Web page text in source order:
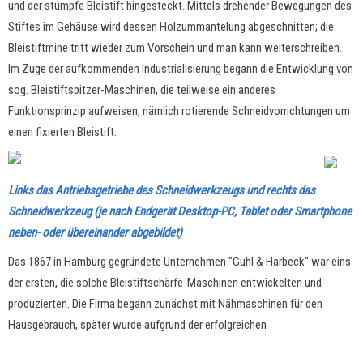
und der stumpfe Bleistift hingesteckt. Mittels drehender Bewegungen des
Stiftes im Gehäuse wird dessen Holzummantelung abgeschnitten; die
Bleistiftmine tritt wieder zum Vorschein und man kann weiterschreiben.
Im Zuge der aufkommenden Industrialisierung begann die Entwicklung von
sog. Bleistiftspitzer-Maschinen, die teilweise ein anderes
Funktionsprinzip aufweisen, nämlich rotierende Schneidvorrichtungen um
einen fixierten Bleistift.
Links das Antriebsgetriebe des Schneidwerkzeugs und rechts das
Schneidwerkzeug (je nach Endgerät Desktop-PC, Tablet oder Smartphone
neben- oder übereinander abgebildet)
Das 1867 in Hamburg gegründete Unternehmen "Guhl & Harbeck" war eins
der ersten, die solche Bleistiftschärfe-Maschinen entwickelten und
produzierten. Die Firma begann zunächst mit Nähmaschinen für den
Hausgebrauch, später wurde aufgrund der erfolgreichen